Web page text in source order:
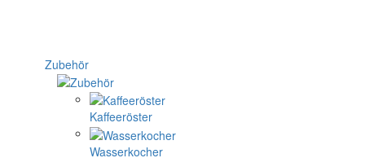
Zubehör
Kaffeeröster
Wasserkocher